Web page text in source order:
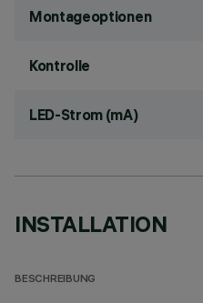
Montageoptionen
Kontrolle
LED-Strom (mA)
INSTALLATION
BESCHREIBUNG